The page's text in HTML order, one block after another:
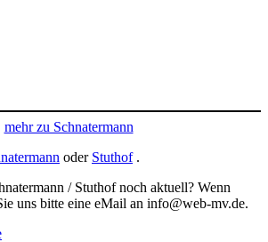
mehr zu Schnatermann
oder Stuthof.
/ Stuthof noch aktuell? Wenn
uns bitte eine eMail an info@web-mv.de.